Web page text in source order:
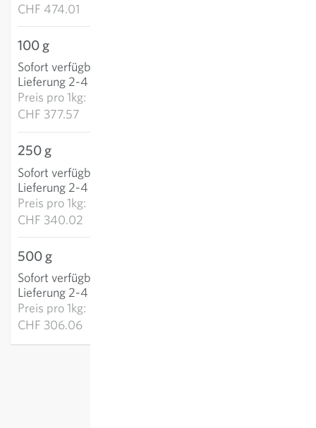
CHF 474.01
100 g
Sofort verfügbar
Lieferung 2-4 Tage
Preis pro1kg:
CHF 377.57
250 g
Sofort verfügbar
Lieferung 2-4 Tage
Preis pro1kg:
CHF 340.02
500 g
Sofort verfügbar
Lieferung 2-4 Tage
Preis pro1kg:
CHF 306.06